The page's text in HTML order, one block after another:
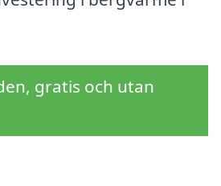
gratis och utan